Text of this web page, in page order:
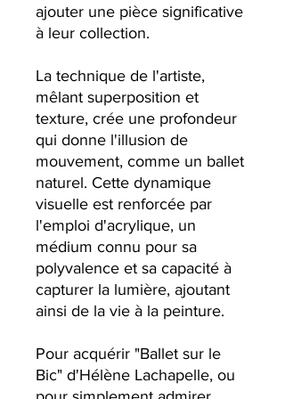
ajouter une pièce significative
à leur collection.
La technique de l'artiste,
mêlant superposition et
texture, crée une profondeur
qui donne l'illusion de
mouvement, comme un ballet
naturel. Cette dynamique
visuelle est renforcée par
l'emploi d'acrylique, un
médium connu pour sa
polyvalence et sa capacité à
capturer la lumière, ajoutant
ainsi de la vie à la peinture.
Pour acquérir "Ballet sur le
Bic" d'Hélène Lachapelle, ou